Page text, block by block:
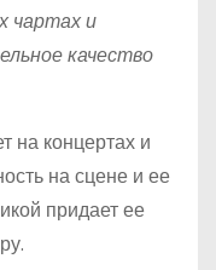
чартах и
качество
на концертах и
на сцене и ее
придает ее